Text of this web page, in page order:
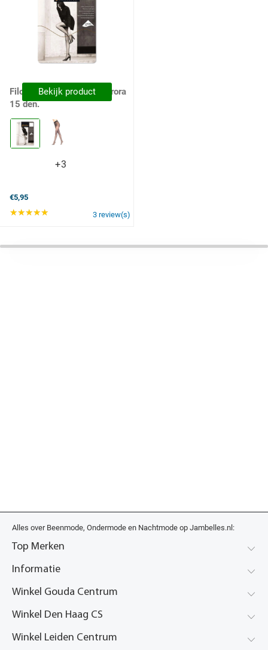
Filodoro Dames Panty Aurora
15 den.
Kleur:
PLATI
Platino
+3
€5,95
★★★★★ Rating: 5 out of 5 stars
3 review(s)
Bekijk product
Alles over Beenmode, Ondermode en Nachtmode op Jambelles.nl:
Top Merken
Informatie
Winkel Gouda Centrum
Winkel Den Haag CS
Winkel Leiden Centrum